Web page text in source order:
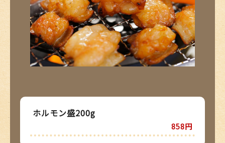
ホルモン盛200g
858円